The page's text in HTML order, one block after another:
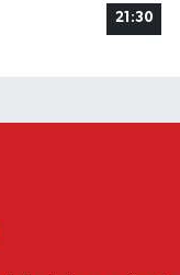
21:30